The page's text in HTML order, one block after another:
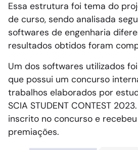
Essa estrutura foi tema do
de curso, sendo analisada
softwares de engenharia
resultados obtidos foram
Um dos softwares utilizados foi
que possui um concurso
trabalhos elaborados por
SCIA STUDENT CONTEST
inscrito no concurso e
premiações.